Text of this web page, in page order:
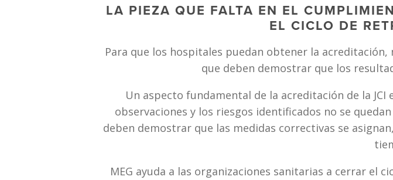
LA PIEZA QUE FALTA EN EL
EL CICLO DE
Para que los hospitales puedan obtener la
que deben demostrar que los
Un aspecto fundamental de la acreditación de la
observaciones y los riesgos identificados no se
deben demostrar que las medidas correctivas se
MEG ayuda a las organizaciones sanitarias a cerrar el